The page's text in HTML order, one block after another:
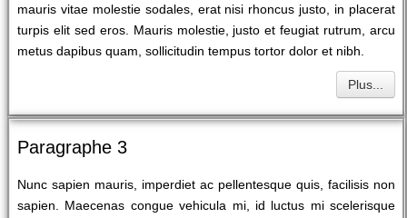
mauris vitae molestie sodales, erat nisi rhoncus justo, in placerat
turpis elit sed eros. Mauris molestie, justo et feugiat rutrum, arcu
metus dapibus quam, sollicitudin tempus tortor dolor et nibh.
Plus...
Paragraphe 3
Nunc sapien mauris, imperdiet ac pellentesque quis, facilisis non
sapien. Maecenas congue vehicula mi, id luctus mi scelerisque